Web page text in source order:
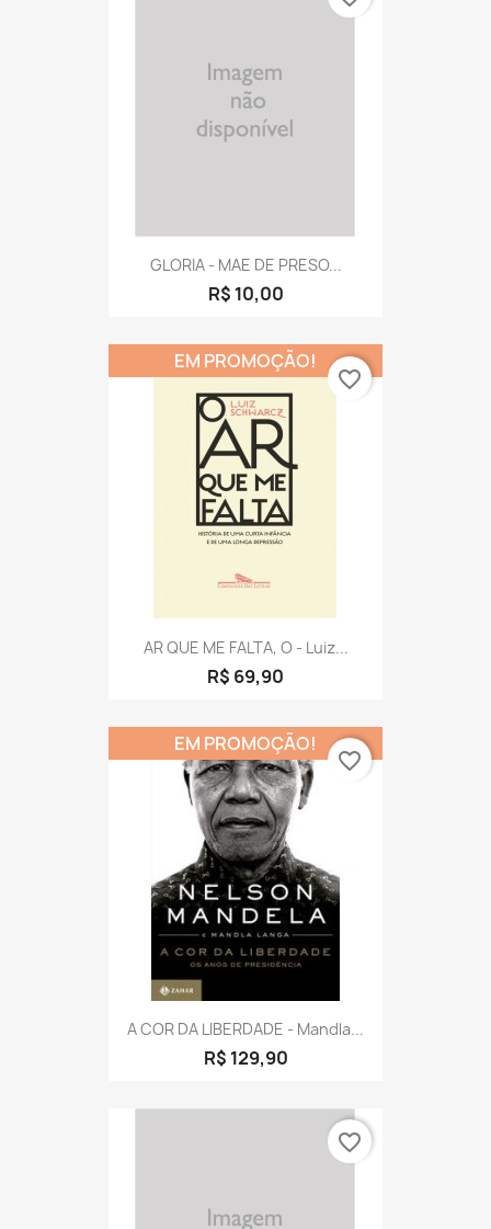
GLORIA - MAE DE PRESO...
R$ 10,00
AR QUE ME FALTA, O - Luiz...
R$ 69,90
EM PROMOÇÃO!
favorite_border
A COR DA LIBERDADE - Mandla...
R$ 129,90
EM PROMOÇÃO!
favorite_border
favorite_border